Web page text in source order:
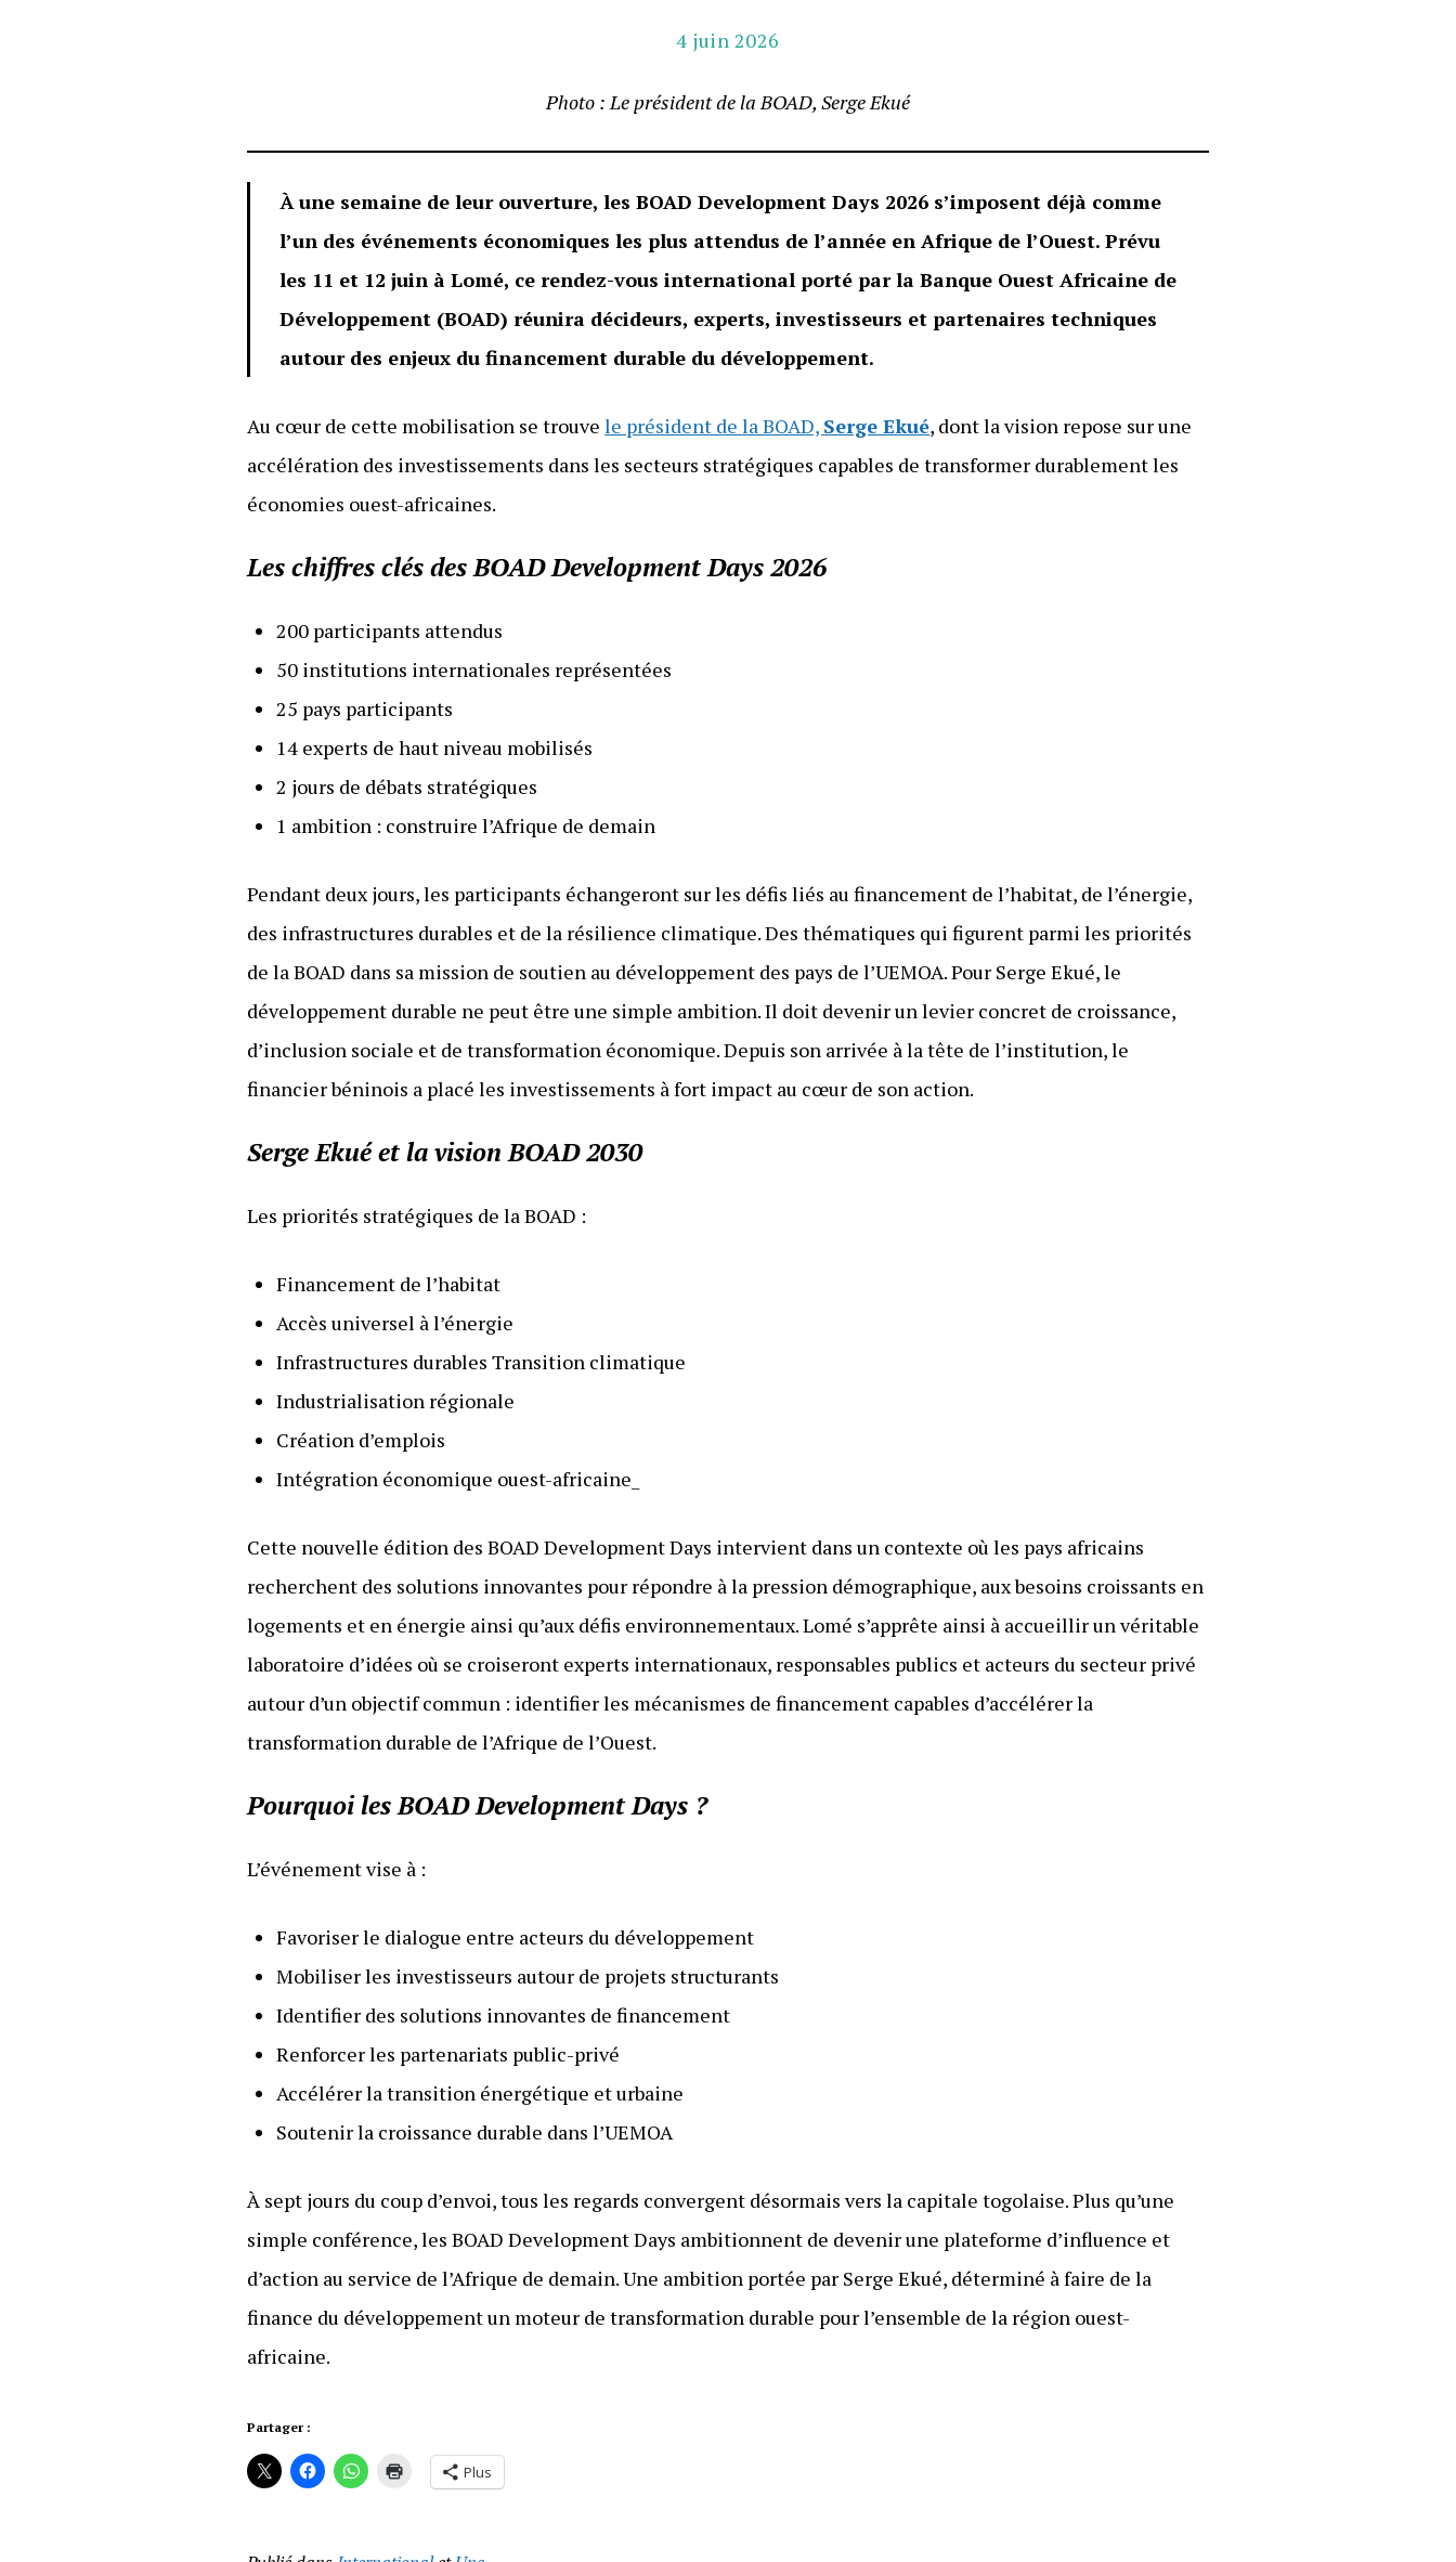
4 juin 2026
Photo : Le président de la BOAD, Serge Ekué
À une semaine de leur ouverture, les BOAD Development Days 2026 s’imposent déjà comme
l’un des événements économiques les plus attendus de l’année en Afrique de l’Ouest. Prévu
les 11 et 12 juin à Lomé, ce rendez-vous international porté par la Banque Ouest Africaine de
Développement (BOAD) réunira décideurs, experts, investisseurs et partenaires techniques
autour des enjeux du financement durable du développement.
Au cœur de cette mobilisation se trouvele président de la BOAD, Serge Ekué, dont la vision repose sur une
accélération des investissements dans les secteurs stratégiques capables de transformer durablement les
économies ouest-africaines.
Les chiffres clés des BOAD Development Days 2026
200 participants attendus
50 institutions internationales représentées
25 pays participants
14 experts de haut niveau mobilisés
2 jours de débats stratégiques
1 ambition : construire l’Afrique de demain
Pendant deux jours, les participants échangeront sur les défis liés au financement de l’habitat, de l’énergie,
des infrastructures durables et de la résilience climatique. Des thématiques qui figurent parmi les priorités
de la BOAD dans sa mission de soutien au développement des pays de l’UEMOA. Pour Serge Ekué, le
développement durable ne peut être une simple ambition. Il doit devenir un levier concret de croissance,
d’inclusion sociale et de transformation économique. Depuis son arrivée à la tête de l’institution, le
financier béninois a placé les investissements à fort impact au cœur de son action.
Serge Ekué et la vision BOAD 2030
Les priorités stratégiques de la BOAD :
Financement de l’habitat
Accès universel à l’énergie
Infrastructures durables Transition climatique
Industrialisation régionale
Création d’emplois
Intégration économique ouest-africaine_
Cette nouvelle édition des BOAD Development Days intervient dans un contexte où les pays africains
recherchent des solutions innovantes pour répondre à la pression démographique, aux besoins croissants en
logements et en énergie ainsi qu’aux défis environnementaux. Lomé s’apprête ainsi à accueillir un véritable
laboratoire d’idées où se croiseront experts internationaux, responsables publics et acteurs du secteur privé
autour d’un objectif commun : identifier les mécanismes de financement capables d’accélérer la
transformation durable de l’Afrique de l’Ouest.
Pourquoi les BOAD Development Days ?
L’événement vise à :
Favoriser le dialogue entre acteurs du développement
Mobiliser les investisseurs autour de projets structurants
Identifier des solutions innovantes de financement
Renforcer les partenariats public-privé
Accélérer la transition énergétique et urbaine
Soutenir la croissance durable dans l’UEMOA
À sept jours du coup d’envoi, tous les regards convergent désormais vers la capitale togolaise. Plus qu’une
simple conférence, les BOAD Development Days ambitionnent de devenir une plateforme d’influence et
d’action au service de l’Afrique de demain. Une ambition portée par Serge Ekué, déterminé à faire de la
finance du développement un moteur de transformation durable pour l’ensemble de la région ouest-
africaine.
Partager :
Plus